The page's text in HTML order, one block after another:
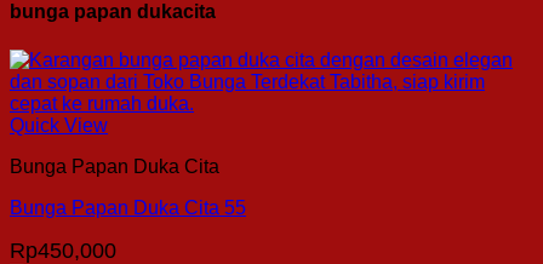
bunga papan dukacita
Quick View
Bunga Papan Duka Cita
Bunga Papan Duka Cita 55
Rp450,000